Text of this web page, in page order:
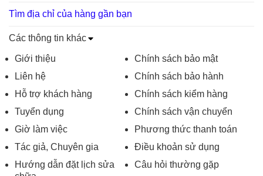
Tìm địa chỉ của hàng gần bạn
Các thông tin khác
Giới thiệu
Liên hệ
Hỗ trợ khách hàng
Tuyển dụng
Giờ làm việc
Tác giả, Chuyên gia
Hướng dẫn đặt lịch sửa
Chính sách bảo mật
Chính sách bảo hành
Chính sách kiểm hàng
Chính sách vận chuyển
Phương thức thanh toán
Điều khoản sử dụng
Câu hỏi thường gặp